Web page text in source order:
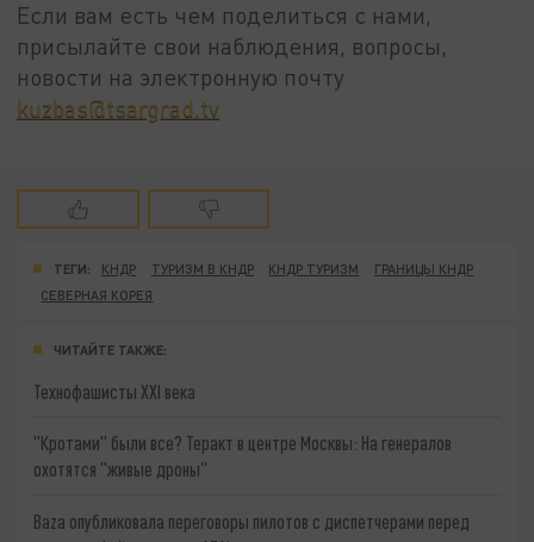
Если вам есть чем поделиться с нами,
присылайте свои наблюдения, вопросы,
новости на электронную почту
kuzbas@tsargrad.tv
ТЕГИ: КНДР ТУРИЗМ В КНДР КНДР ТУРИЗМ
ГРАНИЦЫ КНДР
СЕВЕРНАЯ КОРЕЯ
ЧИТАЙТЕ ТАКЖЕ:
Технофашисты XXI века
"Кротами" были все? Теракт в центре Москвы: На генералов
охотятся "живые дроны"
Baza опубликовала переговоры пилотов с диспетчерами перед